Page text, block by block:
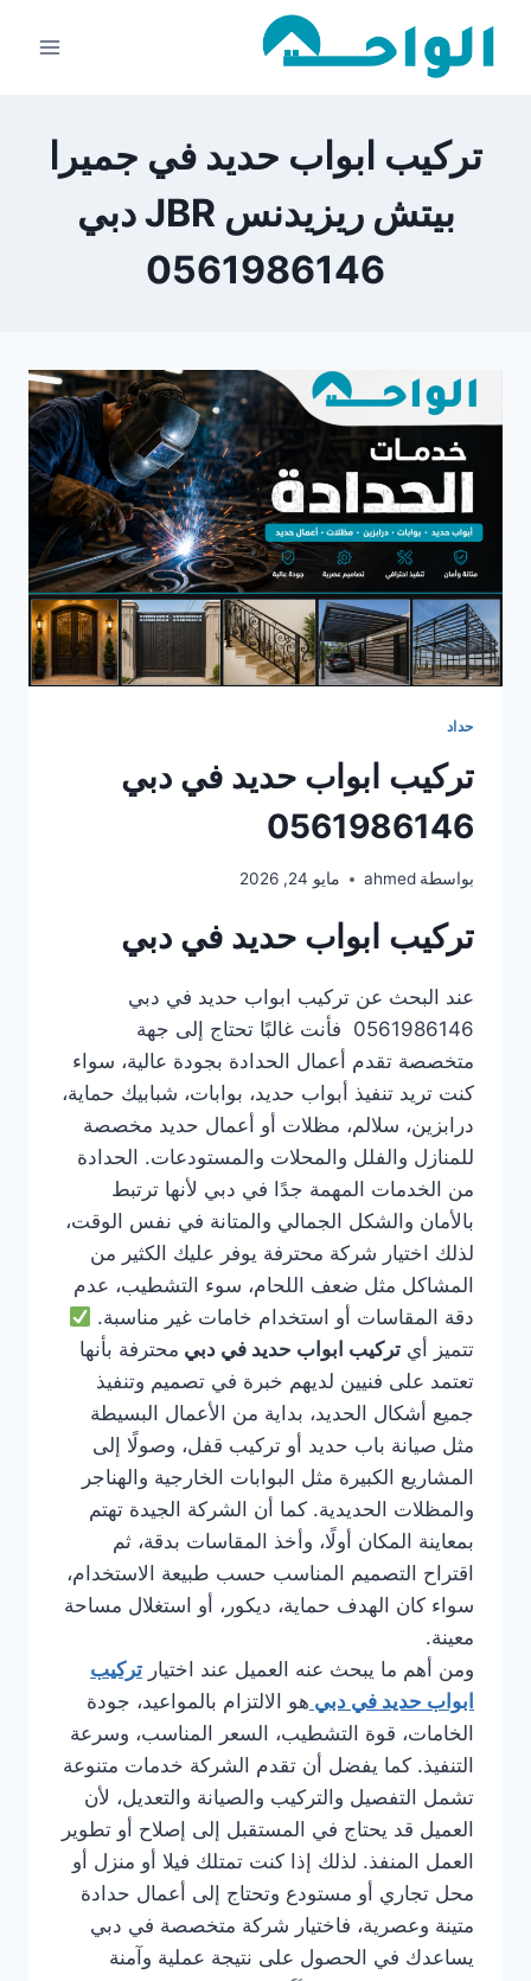
تركيب ابواب حديد في جميرا
بيتش ريزيدنس JBR دبي
0561986146
حداد
تركيب ابواب حديد في دبي
0561986146
بواسطة ahmed مايو 24, 2026
تركيب ابواب حديد في دبي
عند البحث عن تركيب ابواب حديد في دبي
0561986146 فأنت غالبًا تحتاج إلى جهة
متخصصة تقدم أعمال الحدادة بجودة عالية، سواء
كنت تريد تنفيذ أبواب حديد، بوابات، شبابيك حماية،
درابزين، سلالم، مظلات أو أعمال حديد مخصصة
للمنازل والفلل والمحلات والمستودعات. الحدادة
من الخدمات المهمة جدًا في دبي لأنها ترتبط
بالأمان والشكل الجمالي والمتانة في نفس الوقت،
لذلك اختيار شركة محترفة يوفر عليك الكثير من
المشاكل مثل ضعف اللحام، سوء التشطيب، عدم
دقة المقاسات أو استخدام خامات غير مناسبة.
تتميز أي تركيب ابواب حديد في دبي محترفة بأنها
تعتمد على فنيين لديهم خبرة في تصميم وتنفيذ
جميع أشكال الحديد، بداية من الأعمال البسيطة
مثل صيانة باب حديد أو تركيب قفل، وصولًا إلى
المشاريع الكبيرة مثل البوابات الخارجية والهناجر
والمظلات الحديدية. كما أن الشركة الجيدة تهتم
بمعاينة المكان أولًا، وأخذ المقاسات بدقة، ثم
اقتراح التصميم المناسب حسب طبيعة الاستخدام،
سواء كان الهدف حماية، ديكور، أو استغلال مساحة
معينة.
ومن أهم ما يبحث عنه العميل عند اختيار تركيب
ابواب حديد في دبي هو الالتزام بالمواعيد، جودة
الخامات، قوة التشطيب، السعر المناسب، وسرعة
التنفيذ. كما يفضل أن تقدم الشركة خدمات متنوعة
تشمل التفصيل والتركيب والصيانة والتعديل، لأن
العميل قد يحتاج في المستقبل إلى إصلاح أو تطوير
العمل المنفذ. لذلك إذا كنت تمتلك فيلا أو منزل أو
محل تجاري أو مستودع وتحتاج إلى أعمال حدادة
متينة وعصرية، فاختيار شركة متخصصة في دبي
يساعدك في الحصول على نتيجة عملية وآمنة